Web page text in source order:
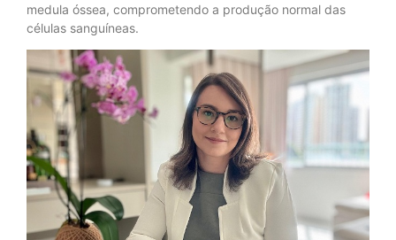
medula óssea, comprometendo a produção normal das
células sanguíneas.